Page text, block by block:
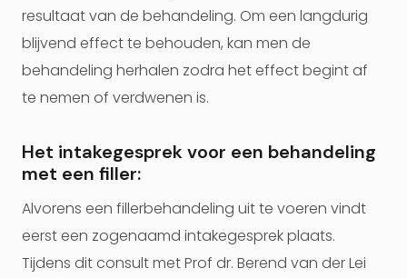
resultaat van de behandeling. Om een langdurig
blijvend effect te behouden, kan men de
behandeling herhalen zodra het effect begint af
te nemen of verdwenen is.
Het intakegesprek voor een behandeling
met een filler:
Alvorens een fillerbehandeling uit te voeren vindt
eerst een zogenaamd intakegesprek plaats.
Tijdens dit consult met Prof dr. Berend van der Lei